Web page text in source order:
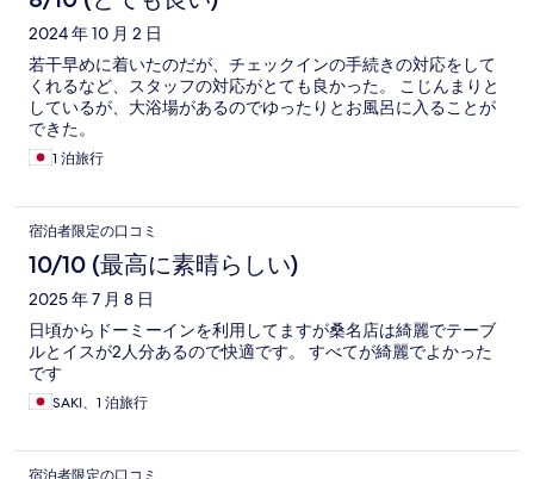
2024 年 10 月 2 日
若干早めに着いたのだが、チェックインの手続きの対応をして
くれるなど、スタッフの対応がとても良かった。 こじんまりと
しているが、大浴場があるのでゆったりとお風呂に入ることが
できた。
1 泊旅行
宿泊者限定の口コミ
10/10 (最高に素晴らしい)
2025 年 7 月 8 日
日頃からドーミーインを利用してますが桑名店は綺麗でテーブ
ルとイスが2人分あるので快適です。 すべてが綺麗でよかった
です
SAKI、1 泊旅行